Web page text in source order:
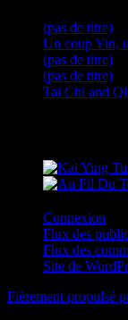
(pas de titre)
Un coup Yin,
(pas de titre)
(pas de titre)
Tai Chi and
Connexion
Flux des
Flux des
Site de
Fièrement propulsé